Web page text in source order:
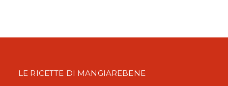
LE RICETTE DI MANGIAREBENE